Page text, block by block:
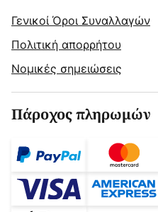
Γενικοί Όροι Συναλλαγών
Πολιτική απορρήτου
Νομικές σημειώσεις
Πάροχος πληρωμών